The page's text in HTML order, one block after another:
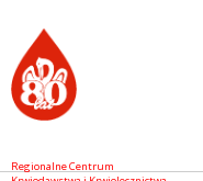
Regionalne Centrum